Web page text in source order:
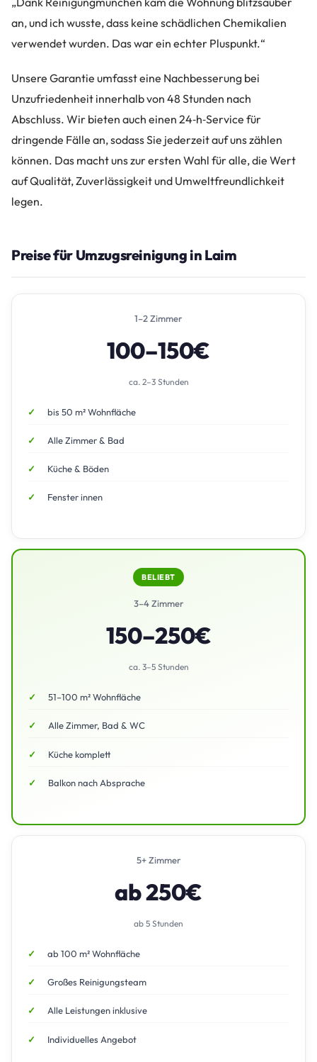
an, und ich wusste, dass keine schädlichen Chemikalien
verwendet wurden. Das war ein echter Pluspunkt.“
Unsere Garantie umfasst eine Nachbesserung bei
Unzufriedenheit innerhalb von 48 Stunden nach
Abschluss. Wir bieten auch einen 24‑h‑Service für
dringende Fälle an, sodass Sie jederzeit auf uns zählen
können. Das macht uns zur ersten Wahl für alle, die Wert
auf Qualität, Zuverlässigkeit und Umweltfreundlichkeit
legen.
Preise für Umzugsreinigung in Laim
1–2 Zimmer
100–150€
ca. 2–3 Stunden
bis 50 m² Wohnfläche
Alle Zimmer & Bad
Küche & Böden
Fenster innen
BELIEBT
3–4 Zimmer
150–250€
ca. 3–5 Stunden
51–100 m² Wohnfläche
Alle Zimmer, Bad & WC
Küche komplett
Balkon nach Absprache
5+ Zimmer
ab 250€
ab 5 Stunden
ab 100 m² Wohnfläche
Großes Reinigungsteam
Alle Leistungen inklusive
Individuelles Angebot